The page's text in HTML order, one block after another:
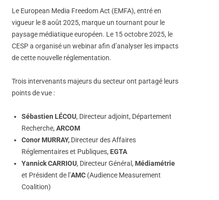
Le European Media Freedom Act (EMFA), entré en
vigueur le 8 août 2025, marque un tournant pour le
paysage médiatique européen. Le 15 octobre 2025, le
CESP a organisé un webinar afin d’analyser les impacts
de cette nouvelle réglementation.
Trois intervenants majeurs du secteur ont partagé leurs
points de vue :
Sébastien LÉCOU, Directeur adjoint, Département
Recherche, ARCOM
Conor MURRAY, Directeur des Affaires
Réglementaires et Publiques, EGTA
Yannick CARRIOU, Directeur Général, Médiamétrie
et Président de l’AMC (Audience Measurement
Coalition)